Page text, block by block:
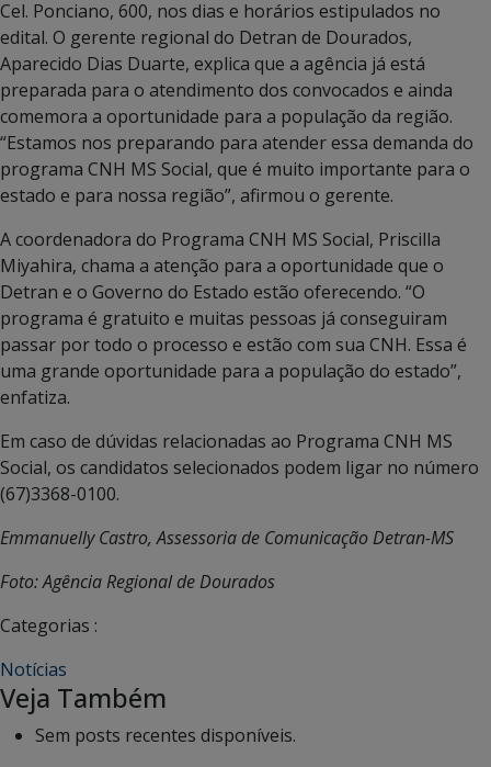
Cel. Ponciano, 600, nos dias e horários estipulados no
edital. O gerente regional do Detran de Dourados,
Aparecido Dias Duarte, explica que a agência já está
preparada para o atendimento dos convocados e ainda
comemora a oportunidade para a população da região.
“Estamos nos preparando para atender essa demanda do
programa CNH MS Social, que é muito importante para o
estado e para nossa região”, afirmou o gerente.
A coordenadora do Programa CNH MS Social, Priscilla
Miyahira, chama a atenção para a oportunidade que o
Detran e o Governo do Estado estão oferecendo. “O
programa é gratuito e muitas pessoas já conseguiram
passar por todo o processo e estão com sua CNH. Essa é
uma grande oportunidade para a população do estado”,
enfatiza.
Em caso de dúvidas relacionadas ao Programa CNH MS
Social, os candidatos selecionados podem ligar no número
(67)3368-0100.
Emmanuelly Castro, Assessoria de Comunicação Detran-MS
Foto: Agência Regional de Dourados
Categorias :
Notícias
Veja Também
Sem posts recentes disponíveis.